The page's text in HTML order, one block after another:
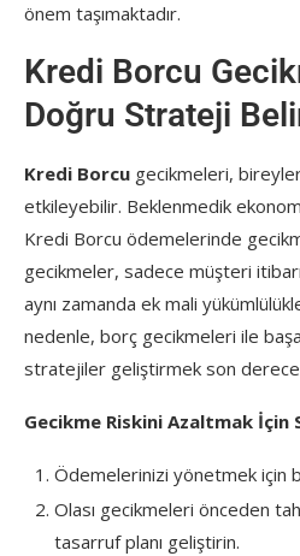
önem taşımaktadır.
Kredi Borcu
Doğru Strateji
Kredi Borcu gecikmeleri,
etkileyebilir. Beklenmedik
Kredi Borcu ödemelerinde
gecikmeler, sadece müşteri
aynı zamanda ek mali
nedenle, borç gecikmeleri ile
stratejiler geliştirmek son
Gecikme Riskini Azaltmak
Ödemelerinizi yönetmek için
Olası gecikmeleri önceden
tasarruf planı geliştirin.